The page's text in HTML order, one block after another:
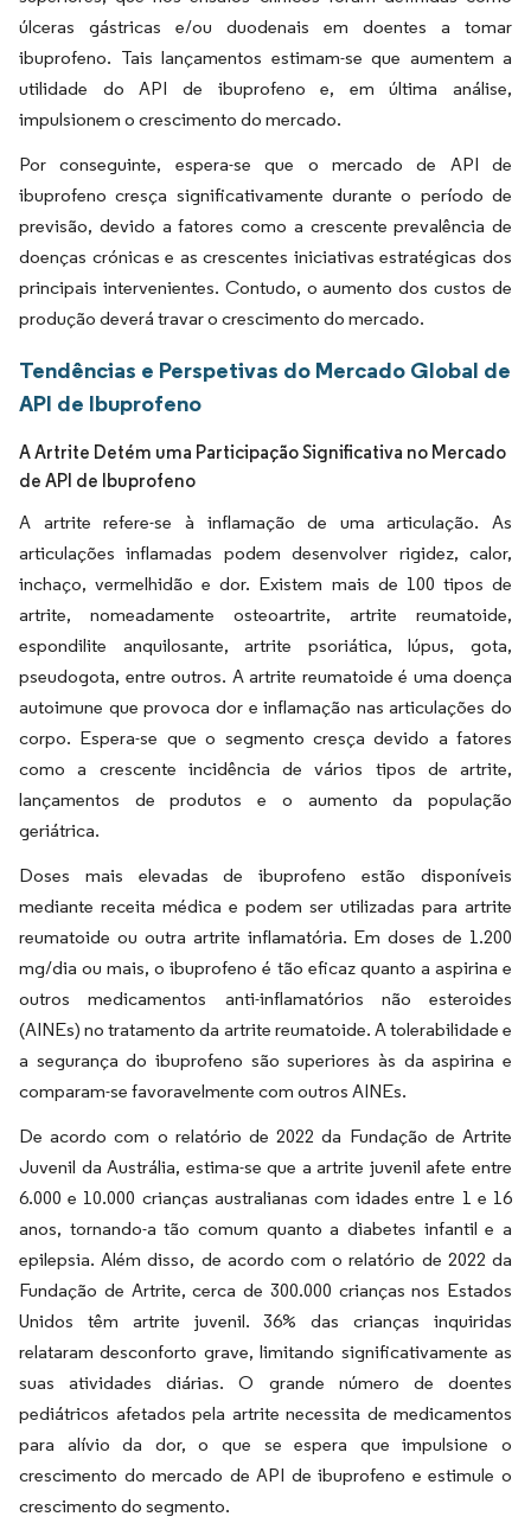
úlceras gástricas e/ou duodenais em doentes a tomar
ibuprofeno. Tais lançamentos estimam-se que aumentem a
utilidade do API de ibuprofeno e, em última análise,
impulsionem o crescimento do mercado.
Por conseguinte, espera-se que o mercado de API de
ibuprofeno cresça significativamente durante o período de
previsão, devido a fatores como a crescente prevalência de
doenças crónicas e as crescentes iniciativas estratégicas dos
principais intervenientes. Contudo, o aumento dos custos de
produção deverá travar o crescimento do mercado.
Tendências e Perspetivas do Mercado Global de
API de Ibuprofeno
A Artrite Detém uma Participação Significativa no Mercado
de API de Ibuprofeno
A artrite refere-se à inflamação de uma articulação. As
articulações inflamadas podem desenvolver rigidez, calor,
inchaço, vermelhidão e dor. Existem mais de 100 tipos de
artrite, nomeadamente osteoartrite, artrite reumatoide,
espondilite anquilosante, artrite psoriática, lúpus, gota,
pseudogota, entre outros. A artrite reumatoide é uma doença
autoimune que provoca dor e inflamação nas articulações do
corpo. Espera-se que o segmento cresça devido a fatores
como a crescente incidência de vários tipos de artrite,
lançamentos de produtos e o aumento da população
geriátrica.
Doses mais elevadas de ibuprofeno estão disponíveis
mediante receita médica e podem ser utilizadas para artrite
reumatoide ou outra artrite inflamatória. Em doses de 1.200
mg/dia ou mais, o ibuprofeno é tão eficaz quanto a aspirina e
outros medicamentos anti-inflamatórios não esteroides
(AINEs) no tratamento da artrite reumatoide. A tolerabilidade e
a segurança do ibuprofeno são superiores às da aspirina e
comparam-se favoravelmente com outros AINEs.
De acordo com o relatório de 2022 da Fundação de Artrite
Juvenil da Austrália, estima-se que a artrite juvenil afete entre
6.000 e 10.000 crianças australianas com idades entre 1 e 16
anos, tornando-a tão comum quanto a diabetes infantil e a
epilepsia. Além disso, de acordo com o relatório de 2022 da
Fundação de Artrite, cerca de 300.000 crianças nos Estados
Unidos têm artrite juvenil. 36% das crianças inquiridas
relataram desconforto grave, limitando significativamente as
suas atividades diárias. O grande número de doentes
pediátricos afetados pela artrite necessita de medicamentos
para alívio da dor, o que se espera que impulsione o
crescimento do mercado de API de ibuprofeno e estimule o
crescimento do segmento.